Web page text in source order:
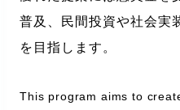
普及、民間投資や社会実
を目指します。
This program aims to